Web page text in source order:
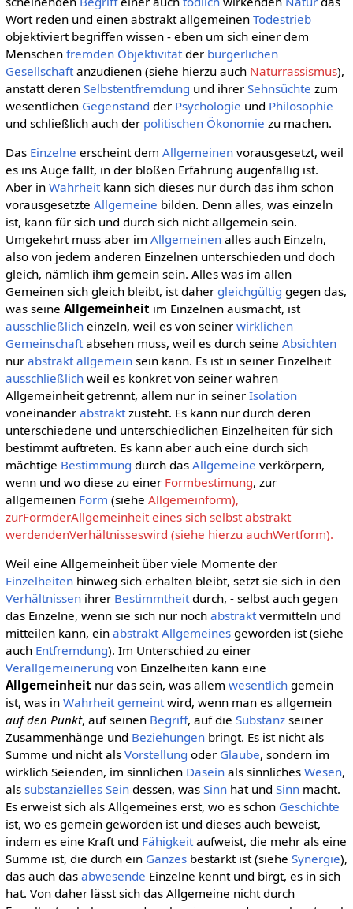
Wort reden und einen abstrakt allgemeinen Todestrieb
objektiviert begriffen wissen - eben um sich einer dem
Menschen fremden Objektivitätder bürgerlichen
Gesellschaftanzudienen (siehe hierzu auch Naturrassismus),
anstatt deren Selbstentfremdung und ihrer Sehnsüchte zum
wesentlichen Gegenstand der Psychologie und Philosophie
und schließlich auch der politischen Ökonomie zu machen.
Das Einzelne erscheint dem Allgemeinenvorausgesetzt, weil
es ins Auge fällt, in der bloßen Erfahrung augenfällig ist.
Aber in Wahrheitkann sich dieses nur durch das ihm schon
vorausgesetzte Allgemeine bilden. Denn alles, was einzeln
ist, kann für sich und durch sich nicht allgemein sein.
Umgekehrt muss aber im Allgemeinenalles auch Einzeln,
also von jedem anderen Einzelnen unterschieden und doch
gleich, nämlich ihm gemein sein. Alles was im allen
Gemeinen sich gleich bleibt, ist daher gleichgültig gegen das,
was seine Allgemeinheitim Einzelnen ausmacht, ist
ausschließlicheinzeln, weil es von seiner wirklichen
Gemeinschaftabsehen muss, weil es durch seine Absichten
nur abstrakt allgemeinsein kann. Es ist in seiner Einzelheit
ausschließlichweil es konkret von seiner wahren
Allgemeinheit getrennt, allem nur in seiner Isolation
voneinander abstraktzusteht. Es kann nur durch deren
unterschiedene und unterschiedlichen Einzelheiten für sich
bestimmt auftreten. Es kann aber auch eine durch sich
mächtige Bestimmung durch das Allgemeine verkörpern,
wenn und wo diese zu einer Formbestimung, zur
allgemeinen Form (siehe Allgemeinform),
zurFormderAllgemeinheit eines sich selbst abstrakt
werdendenVerhältnisseswird (siehe hierzu auchWertform).
Weil eine Allgemeinheit über viele Momente der
Einzelheitenhinweg sich erhalten bleibt, setzt sie sich in den
Verhältnissenihrer Bestimmtheitdurch, - selbst auch gegen
das Einzelne, wenn sie sich nur noch abstraktvermitteln und
mitteilen kann, ein abstrakt Allgemeinesgeworden ist (siehe
auch Entfremdung). Im Unterschied zu einer
Verallgemeinerung von Einzelheiten kann eine
Allgemeinheitnur das sein, was allem wesentlichgemein
ist, was in Wahrheit gemeintwird, wenn man es allgemein
auf den Punkt, auf seinen Begriff, auf die Substanzseiner
Zusammenhänge und Beziehungenbringt. Es ist nicht als
Summe und nicht als Vorstellung oder Glaube, sondern im
wirklich Seienden, im sinnlichen Daseinals sinnliches Wesen,
als substanzielles Seindessen, was Sinnhat und Sinnmacht.
Es erweist sich als Allgemeines erst, wo es schon Geschichte
ist, wo es gemein geworden ist und dieses auch beweist,
indem es eine Kraft und Fähigkeitaufweist, die mehr als eine
Summe ist, die durch ein Ganzesbestärkt ist (siehe Synergie),
das auch das abwesende Einzelne kennt und birgt, es in sich
hat. Von daher lässt sich das Allgemeine nicht durch